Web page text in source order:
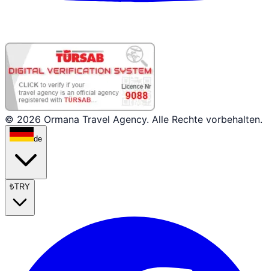
© 2026 Ormana Travel Agency. Alle Rechte vorbehalten.
de
₺TRY